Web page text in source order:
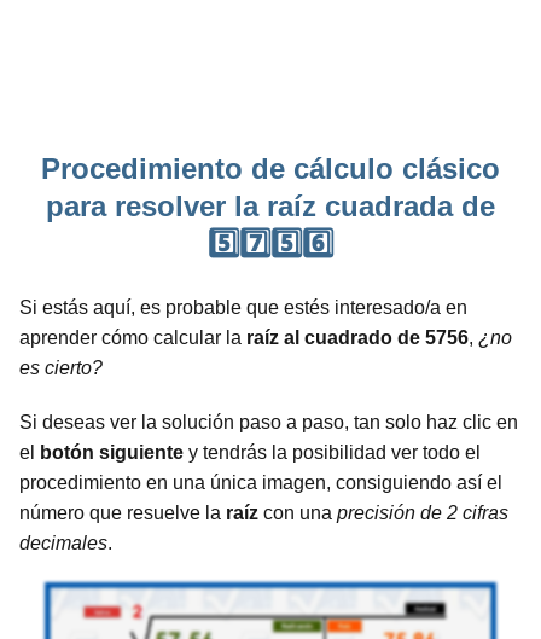
Procedimiento de cálculo clásico
para resolver la raíz cuadrada de
5️⃣7️⃣5️⃣6️⃣
Si estás aquí, es probable que estés interesado/a en
aprender cómo calcular la raíz al cuadrado de 5756, ¿no
es cierto?
Si deseas ver la solución paso a paso, tan solo haz clic en
el
botón siguiente y tendrás la posibilidad ver todo el
procedimiento en una única imagen, consiguiendo así el
número que resuelve la raíz con una precisión de 2 cifras
decimales.